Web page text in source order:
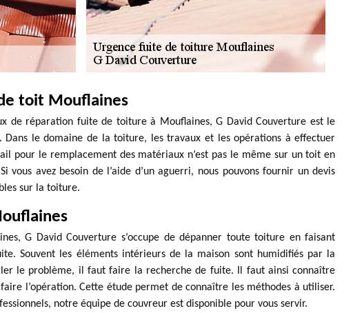
toit Mouflaines
de réparation fuite de toiture à Mouflaines, G David Couverture est le
Dans le domaine de la toiture, les travaux et les opérations à effectuer
pour le remplacement des matériaux n’est pas le même sur un toit en
vous avez besoin de l’aide d’un aguerri, nous pouvons fournir un devis
sur la toiture.
G David Couverture s’occupe de dépanner toute toiture en faisant
Souvent les éléments intérieurs de la maison sont humidifiés par la
le problème, il faut faire la recherche de fuite. Il faut ainsi connaître
l’opération. Cette étude permet de connaître les méthodes à utiliser.
notre équipe de couvreur est disponible pour vous servir.